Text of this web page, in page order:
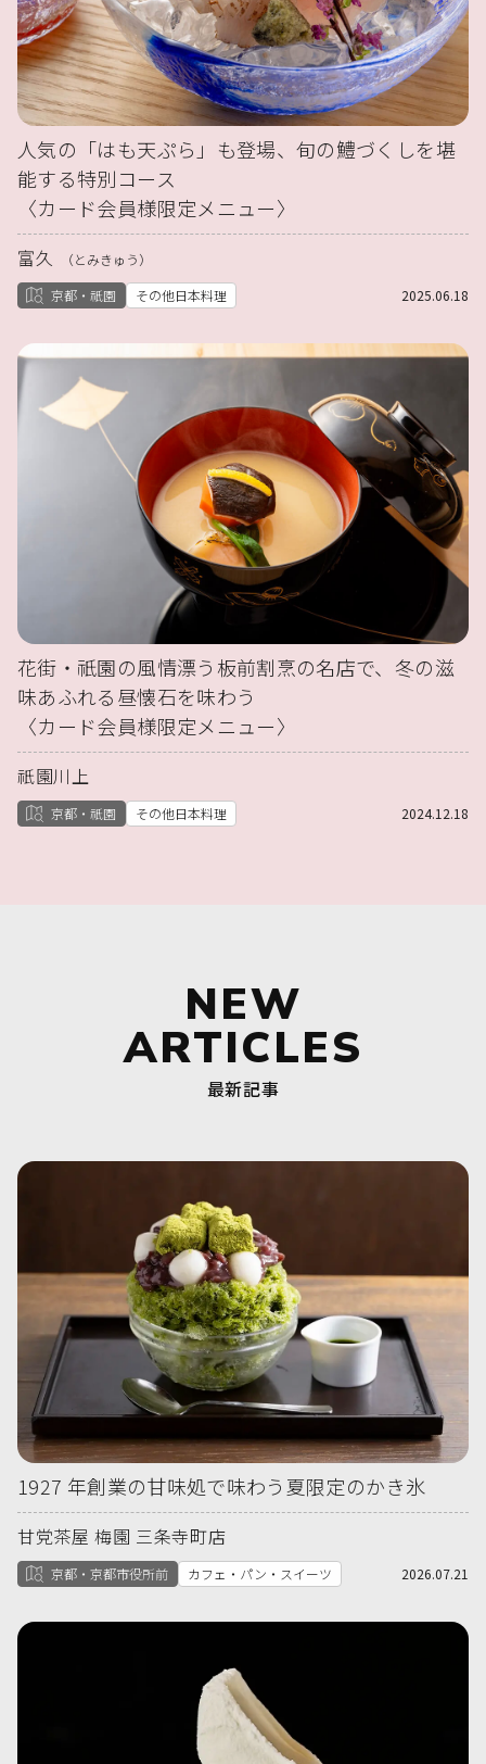
人気の「はも天ぷら」も登場、旬の鱧づくしを堪
能する特別コース
〈カード会員様限定メニュー〉
富久
（とみきゅう）
京都・祇園
その他日本料理 2025.06.18
花街・祇園の風情漂う板前割烹の名店で、冬の滋
味あふれる昼懐石を味わう
〈カード会員様限定メニュー〉
祇園川上
京都・祇園 その他日本料理 2024.12.18
NEW
ARTICLES
最新記事
1927 年創業の甘味処で味わう夏限定のかき氷
甘党茶屋 梅園 三条寺町店
京都・京都市役所前 カフェ・パン・スイーツ 2026.07.21